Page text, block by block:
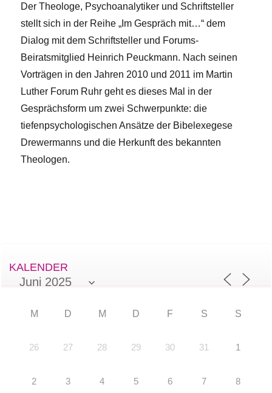
Der Theologe, Psychoanalytiker und Schriftsteller
stellt sich in der Reihe „Im Gespräch mit…“ dem
Dialog mit dem Schriftsteller und Forums-
Beiratsmitglied Heinrich Peuckmann. Nach seinen
Vorträgen in den Jahren 2010 und 2011 im Martin
Luther Forum Ruhr geht es dieses Mal in der
Gesprächsform um zwei Schwerpunkte: die
tiefenpsychologischen Ansätze der Bibelexegese
Drewermanns und die Herkunft des bekannten
Theologen.
KALENDER
M D M D F S S
26 27 28 29 30 31 1
2 3 4 5 6 7 8